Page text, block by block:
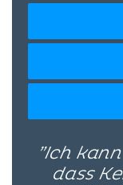
”Ich
dass